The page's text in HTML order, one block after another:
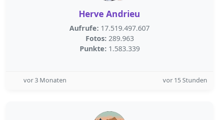
Herve Andrieu
Aufrufe: 17.519.497.607
Fotos: 289.963
Punkte: 1.583.339
vor 3 Monaten vor 15 Stunden